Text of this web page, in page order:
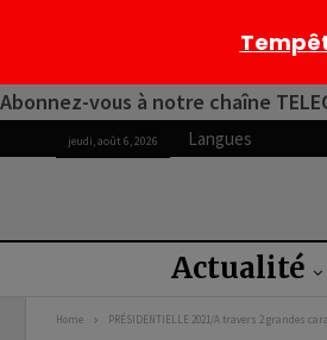
Abonnez-vous à notre chaîne
jeudi, août 6, 2026 Langues
Actualité
Home PRÉSIDENTIELLE 2021/A travers 2 grandes